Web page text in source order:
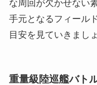
な周回が欠かせない
手元となるフィール
目安を見ていきましょ
重量級陸巡艦バト